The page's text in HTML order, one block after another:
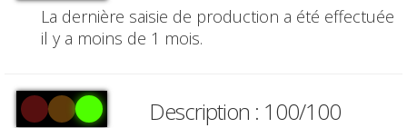
La dernière saisie de production a été effectuée
il y a moins de 1 mois.
Description : 100/100